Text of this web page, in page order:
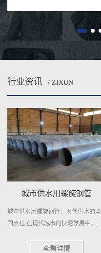
行业资讯 / ZIXUN
城市供水用螺旋钢管
城市供水用螺旋钢管：现代供水的坚
固支柱 在现代城市的快速发展中，...
查看详情